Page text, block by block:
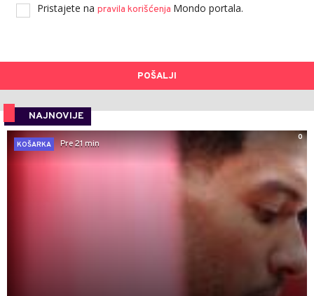
Pristajete na pravila korišćenja Mondo portala.
POŠALJI
NAJNOVIJE
0
KOŠARKA
Pre 21 min